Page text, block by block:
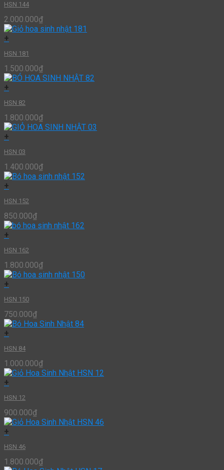
HSN 144
2.000.000₫
+
HSN 181
1.500.000₫
+
HSN 82
1.800.000₫
+
HSN 03
1.400.000₫
+
HSN 152
850.000₫
+
HSN 162
1.800.000₫
+
HSN 150
750.000₫
+
HSN 84
1.000.000₫
+
HSN 12
900.000₫
+
HSN 46
1.800.000₫